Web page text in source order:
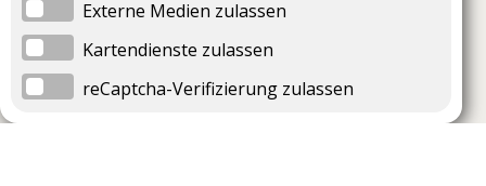
Externe Medien zulassen
Kartendienste zulassen
reCaptcha-Verifizierung zulassen